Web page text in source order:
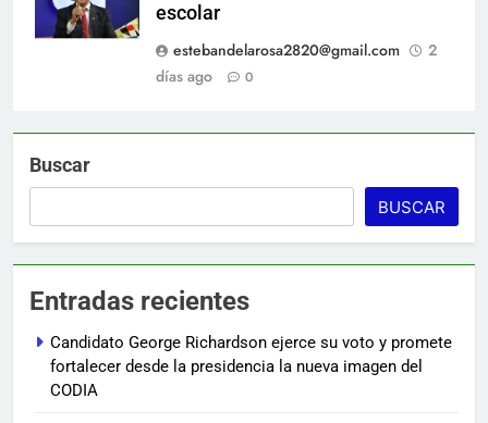
escolar
estebandelarosa2820@gmail.com
2
días ago
0
Buscar
BUSCAR
Entradas recientes
Candidato George Richardson ejerce su voto y promete
fortalecer desde la presidencia la nueva imagen del
CODIA